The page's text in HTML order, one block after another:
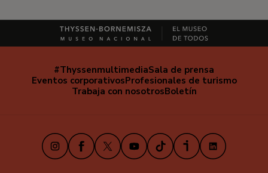
Navegación
secundaria
#ThyssenmultimediaSala de prensa
Eventos corporativosProfesionales de turismo
Trabaja con nosotrosBoletín
InstagramFacebook
X YoutubeTikTokiVooxLinkedIn